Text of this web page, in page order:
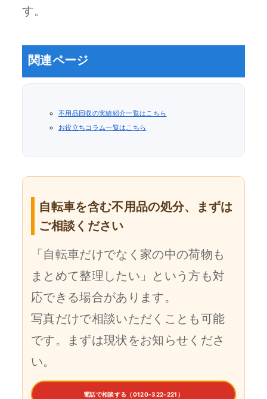
す。
関連ページ
不用品回収の実績紹介一覧はこちら
お役立ちコラム一覧はこちら
自転車を含む不用品の処分、まずは
ご相談ください
「自転車だけでなく家の中の荷物も
まとめて整理したい」という方も対
応できる場合があります。
写真だけで相談いただくことも可能
です。まずは現状をお知らせくださ
い。
電話で相談する（0120-322-221）